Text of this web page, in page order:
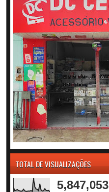
TOTAL DE VISUALIZAÇÕES
5,847,053